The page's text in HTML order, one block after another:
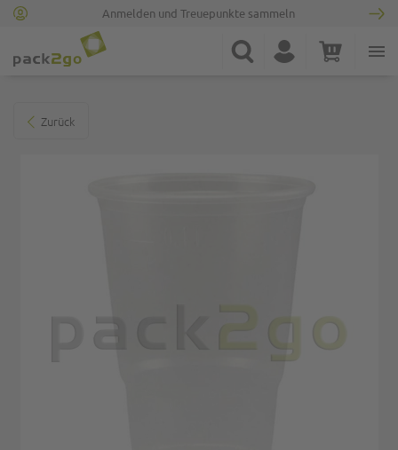
Anmelden und Treuepunkte sammeln
Suche Konto Warenkorb
Zurück